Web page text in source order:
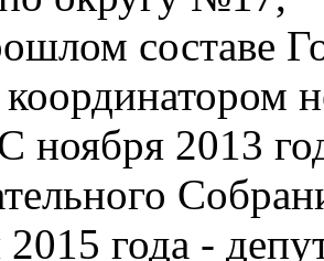
составе
координатором
ноября 2013
2015 года -